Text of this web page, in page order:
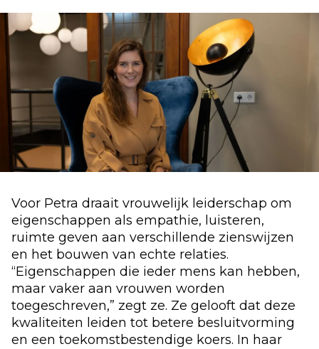
Voor Petra draait vrouwelijk leiderschap om
eigenschappen als empathie, luisteren,
ruimte geven aan verschillende zienswijzen
en het bouwen van echte relaties.
“Eigenschappen die ieder mens kan hebben,
maar vaker aan vrouwen worden
toegeschreven,” zegt ze. Ze gelooft dat deze
kwaliteiten leiden tot betere besluitvorming
en een toekomstbestendige koers. In haar